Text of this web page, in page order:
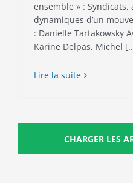
ensemble » : Syndicats,
dynamiques d’un
: Danielle Tartakowsky
Karine Delpas, Michel
Lire la suite
CHARGER LES